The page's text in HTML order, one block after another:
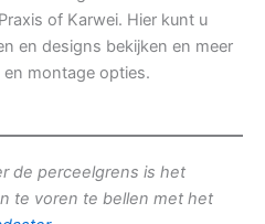
of Karwei. Hier kunt u
en designs bekijken en meer
montage opties.
de perceelgrens is het
te voren te bellen met het